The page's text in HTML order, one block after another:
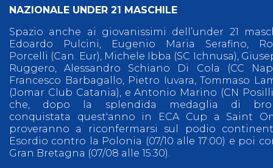
NAZIONALE UNDER 21 MASCHILE
Spazio anche ai giovanissimi dell’under 21
Edoardo Pulcini, Eugenio Maria Serafino,
Porcelli (Can. Eur), Michele Ibba (SC Ichnusa),
Ruggero, Alessandro Schiano Di Cola (CC
Francesco Barbagallo, Pietro Iuvara, Tommaso
(Jomar Club Catania), e Antonio Marino (CN
che, dopo la splendida medaglia di
conquistata quest'anno in ECA Cup a Saint
proveranno a riconfermarsi sul podio
Esordio contro la Polonia (07/10 alle 17:00) e poi
Gran Bretagna (07/08 alle 15:30).